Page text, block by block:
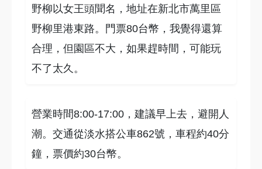
野柳以女王頭聞名，地址在新北市萬里區
野柳里港東路。門票80台幣，我覺得還算
合理，但園區不大，如果趕時間，可能玩
不了太久。
營業時間8:00-17:00，建議早上去，避開人
潮。交通從淡水搭公車862號，車程約40分
鐘，票價約30台幣。